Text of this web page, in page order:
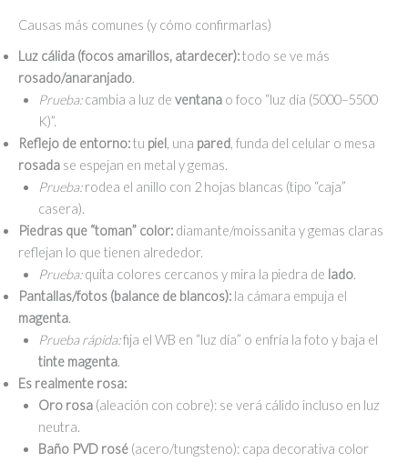
Causas más comunes (y cómo confirmarlas)
Luz cálida (focos amarillos, atardecer):todo se ve más
rosado/anaranjado.
Prueba:cambia a luz de ventanao foco “luz día (5000–5500
K)”.
Reflejo de entorno:tu piel, una pared, funda del celular o mesa
rosada se espejan en metal y gemas.
Prueba:rodea el anillo con 2 hojas blancas (tipo “caja”
casera).
Piedras que “toman” color: diamante/moissanita y gemas claras
reflejan lo que tienen alrededor.
Prueba:quita colores cercanos y mira la piedra de lado.
Pantallas/fotos (balance de blancos): la cámara empuja el
magenta.
Prueba rápida:fija el WB en “luz día” o enfría la foto y baja el
tinte magenta.
Es realmente rosa:
Oro rosa(aleación con cobre): se verá cálido incluso en luz
neutra.
Baño PVD rosé(acero/tungsteno): capa decorativa color